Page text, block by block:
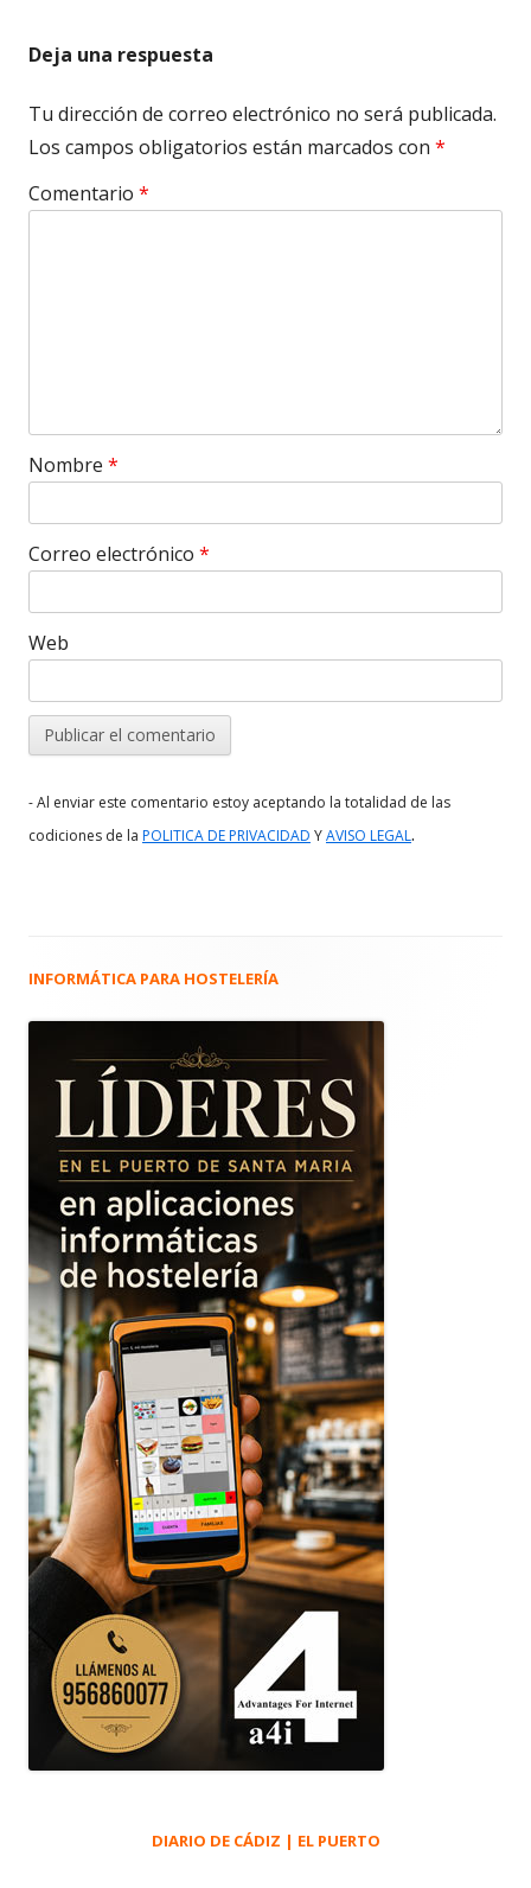
Deja una respuesta
Tu dirección de correo electrónico no será publicada.
Los campos obligatorios están marcados con *
Comentario *
Nombre *
Correo electrónico *
Web
- Al enviar este comentario estoy aceptando la totalidad de las
codiciones de la POLITICA DE PRIVACIDAD YAVISO LEGAL.
Barra
principal
INFORMÁTICA PARA HOSTELERÍA
DIARIO DE CÁDIZ | EL PUERTO